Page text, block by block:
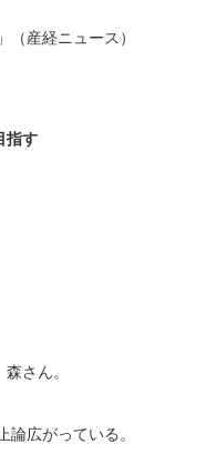
」（産経ニュース）
指す
さん。
広がっている。